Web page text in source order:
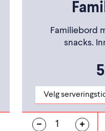
Familiebord
snacks.